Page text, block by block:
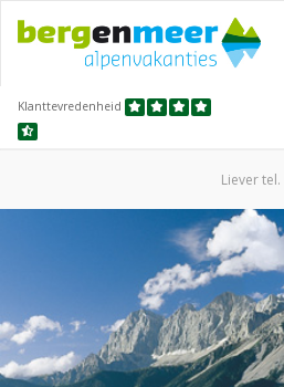
Klanttevredenheid
Liever tel.